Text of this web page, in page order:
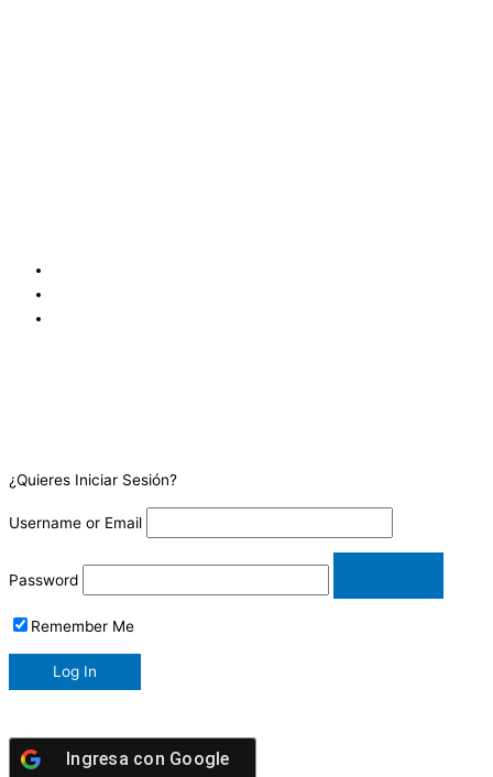
¿Quieres Iniciar Sesión?
Username or Email
Password
Remember Me
Ingresa con Google